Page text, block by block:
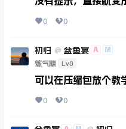
0 0
初归 @ 盆鱼宴 A
M
炼气期
Lv0
可以在压缩包放个教
0 0